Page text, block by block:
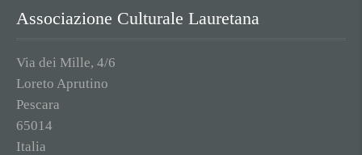
Associazione Culturale Lauretana
Via dei Mille, 4/6
Loreto Aprutino
Pescara
65014
Italia